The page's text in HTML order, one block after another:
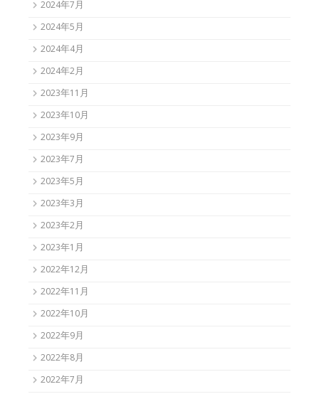
2024年7月
2024年5月
2024年4月
2024年2月
2023年11月
2023年10月
2023年9月
2023年7月
2023年5月
2023年3月
2023年2月
2023年1月
2022年12月
2022年11月
2022年10月
2022年9月
2022年8月
2022年7月